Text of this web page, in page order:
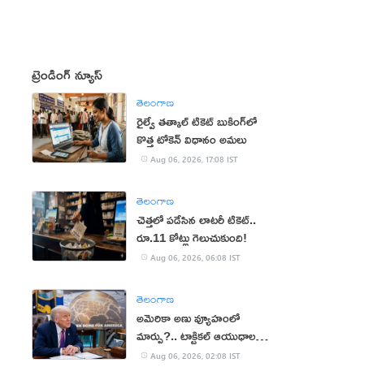
ట్రెండింగ్ న్యూస్
తెలంగాణ
రైల్వే తత్కాల్ టికెట్ బుకింగ్‌లో
కొత్త టోకెన్ విధానం అమలు
Aug 06, 2026, 17:08 IST
తెలంగాణ
చెత్తలో పడేసిన లాటరీ టికెట్..
రూ.11 కోట్లు గెలుచుకుంది!
Aug 06, 2026, 06:08 IST
తెలంగాణ
అమెరికా అణు వ్యూహంలో
మార్పు?.. టాక్టికల్ ఆయుధాలకు
ప్రాధాన్యం!
Aug 06, 2026, 02:08 IST